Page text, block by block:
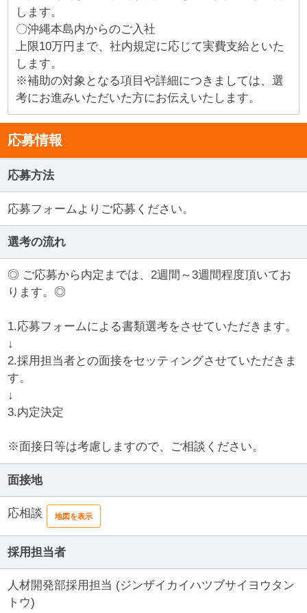
します。
〇沖縄本島内からのご入社
上限10万円まで、社内規定に応じて実費支給といた
します。
※補助の対象となる項目や詳細につきましては、選
考にお進みいただいた方にお伝えいたします。
応募情報
応募方法
応募フォームよりご応募ください。
選考の流れ
◎ ご応募から内定までは、2週間～3週間程度頂いてお
ります。◎
1.応募フォームによる書類選考をさせていただきます。
↓
2.採用担当者との面接をセッティングさせていただきま
す。
↓
3.内定決定
※面接日等は考慮しますので、ご相談ください。
面接地
応相談 地図を表示
採用担当者
人材開発部採用担当 (ジンザイカイハツブサイヨウタン
トウ)